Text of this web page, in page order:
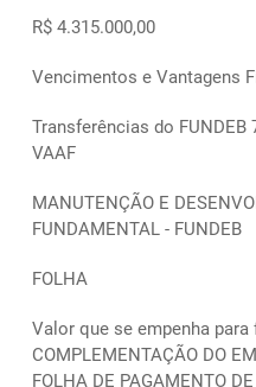
R$ 4.315.000,00
Vencimentos e Vantagens
Transferências do FUNDEB
VAAF
MANUTENÇÃO E
FUNDAMENTAL - FUNDEB
FOLHA
Valor que se empenha
COMPLEMENTAÇÃO DO
FOLHA DE PAGAMENTO